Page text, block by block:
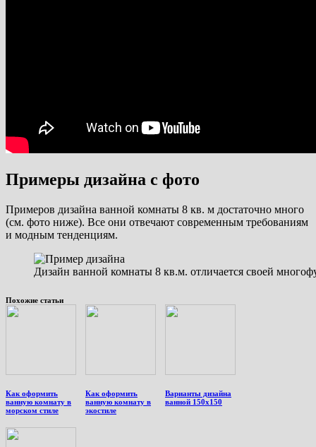
Примеры дизайна с фото
Примеров дизайна ванной комнаты 8 кв. м достаточно много
(см. фото ниже). Все они отвечают современным требованиям
и модным тенденциям.
Дизайн ванной комнаты 8 кв.м. отличается своей
Похожие статьи
Как оформить
ванную комнату в
морском стиле
Как оформить
ванную комнату в
экостиле
Варианты дизайна
ванной 150х150